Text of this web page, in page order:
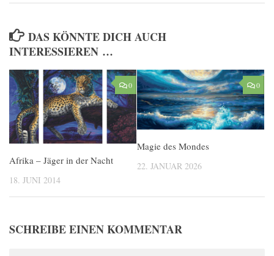
DAS KÖNNTE DICH AUCH
INTERESSIEREN …
0
Afrika – Jäger in der Nacht
18. JUNI 2014
0
Magie des Mondes
22. JANUAR 2026
SCHREIBE EINEN KOMMENTAR